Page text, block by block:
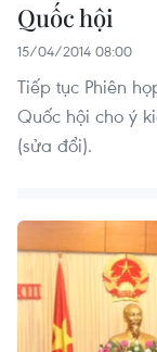
Quốc hội
15/04/2014 08:00
Tiếp tục Phiên
Quốc hội cho ý
(sửa đổi).